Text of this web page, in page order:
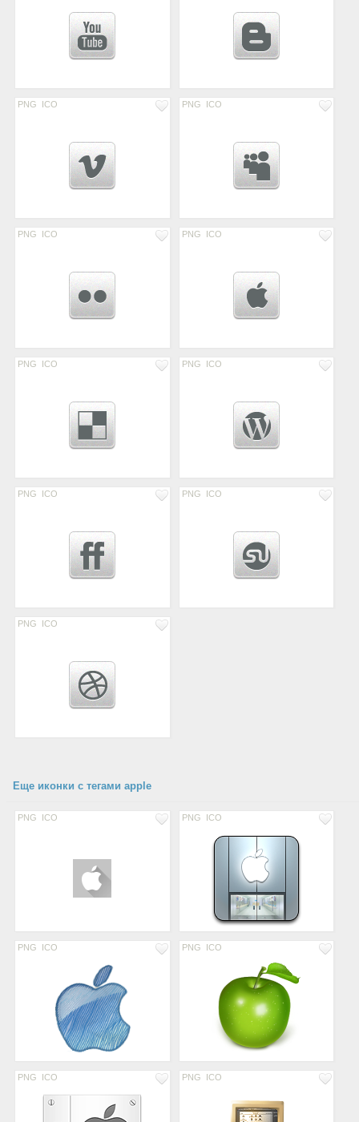
PNG ICO PNG ICO
PNG ICO PNG ICO
PNG ICO PNG ICO
PNG ICO PNG ICO
PNG ICO
Еще иконки с тегами apple
PNG ICO PNG ICO
PNG ICO PNG ICO
PNG ICO PNG ICO